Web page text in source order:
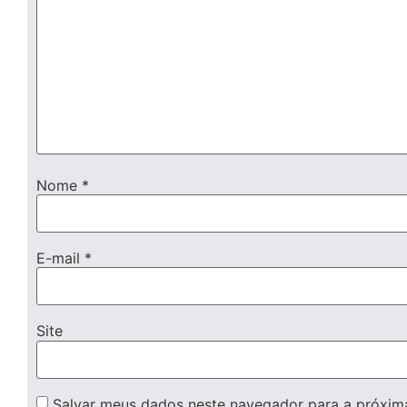
Nome *
E-mail *
Site